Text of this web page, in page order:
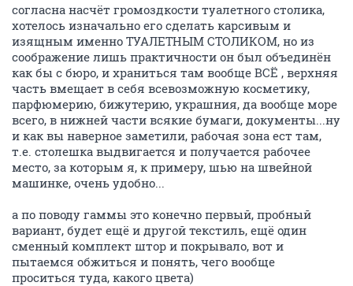
согласна насчёт громоздкости туалетного столика,
хотелось изначально его сделать карсивым и
изящным именно ТУАЛЕТНЫМ СТОЛИКОМ, но из
соображение лишь практичности он был объединён
как бы с бюро, и храниться там вообще ВСЁ , верхняя
часть вмещает в себя всевозможную косметику,
парфюмерию, бижутерию, украшния, да вообще море
всего, в нижней части всякие бумаги, документы...ну
и как вы наверное заметили, рабочая зона ест там,
т.е. столешка выдвигается и получается рабочее
место, за которым я, к примеру, шью на швейной
машинке, очень удобно...
а по поводу гаммы это конечно первый, пробный
вариант, будет ещё и другой текстиль, ещё один
сменный комплект штор и покрывало, вот и
пытаемся обжиться и понять, чего вообще
проситься туда, какого цвета)